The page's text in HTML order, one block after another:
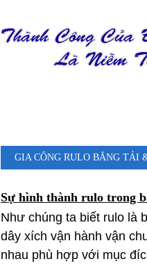
GIA CÔNG RULO BĂNG TẢI
Sự hình thành rulo trong
Như chúng ta biết rulo là
dây xích vận hành vận
nhau phù hợp với mục